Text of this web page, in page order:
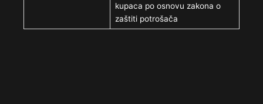
kupaca po osnovu zakona o
zaštiti potrošača